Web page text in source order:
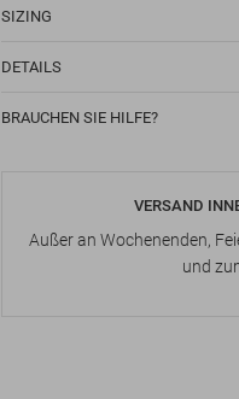
SIZING
DETAILS
BRAUCHEN SIE HILFE?
VERSAND
Außer an Wochenenden,
und